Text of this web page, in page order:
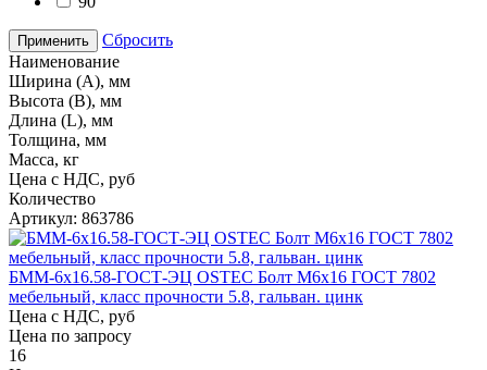
Применить
Сбросить
Наименование
Ширина (А), мм
Высота (В), мм
Длина (L), мм
Толщина, мм
Масса, кг
Цена с НДС, руб
Количество
Артикул: 863786
БММ-6х16.58-ГОСТ-ЭЦ OSTEC Болт М6х16 ГОСТ 7802
мебельный, класс прочности 5.8, гальван. цинк
Цена с НДС, руб
Цена по запросу
16